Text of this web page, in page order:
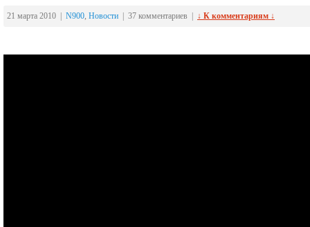
21 марта 2010 | N900, Новости | 37 комментариев | ↓ К комментариям ↓